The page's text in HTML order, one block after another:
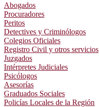
Abogados
Procuradores
Peritos
Detectives y Criminólogos
Colegios Oficiales
Registro Civil y otros servicios
Juzgados
Intérpretes Judiciales
Psicólogos
Asesorías
Graduados Sociales
Policías Locales de la Región